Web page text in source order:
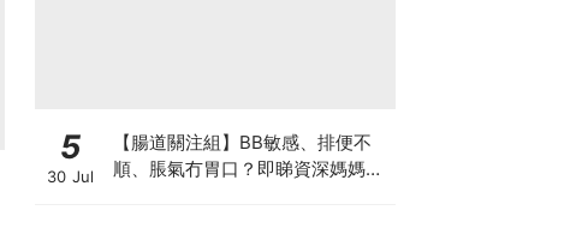
5
30 Jul
【腸道關注組】BB敏感、排便不
順、脹氣冇胃口？即睇資深媽媽分